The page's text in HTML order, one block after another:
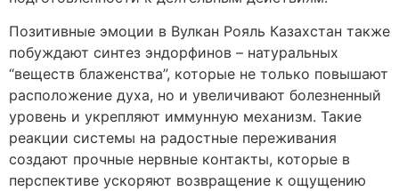
Позитивные эмоции в Вулкан Рояль Казахстан также
побуждают синтез эндорфинов – натуральных
“веществ блаженства”, которые не только повышают
расположение духа, но и увеличивают болезненный
уровень и укрепляют иммунную механизм. Такие
реакции системы на радостные переживания
создают прочные нервные контакты, которые в
перспективе ускоряют возвращение к ощущению